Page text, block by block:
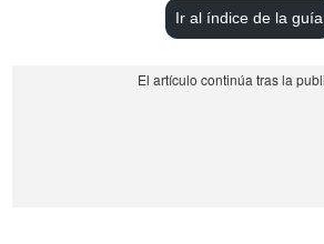
Ir al índice de la guía